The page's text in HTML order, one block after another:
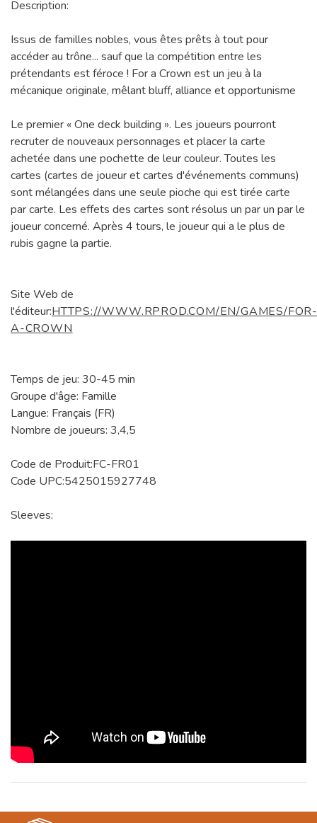
Description:
Issus de familles nobles, vous êtes prêts à tout pour
accéder au trône... sauf que la compétition entre les
prétendants est féroce ! For a Crown est un jeu à la
mécanique originale, mêlant bluff, alliance et opportunisme
Le premier « One deck building ». Les joueurs pourront
recruter de nouveaux personnages et placer la carte
achetée dans une pochette de leur couleur. Toutes les
cartes (cartes de joueur et cartes d'événements communs)
sont mélangées dans une seule pioche qui est tirée carte
par carte. Les effets des cartes sont résolus un par un par le
joueur concerné. Après 4 tours, le joueur qui a le plus de
rubis gagne la partie.
Site Web de
l'éditeur:HTTPS://WWW.RPROD.COM/EN/GAMES/FOR-
A-CROWN
Temps de jeu: 30-45 min
Groupe d'âge: Famille
Langue: Français (FR)
Nombre de joueurs: 3,4,5
Code de Produit:FC-FR01
Code UPC:5425015927748
Sleeves: